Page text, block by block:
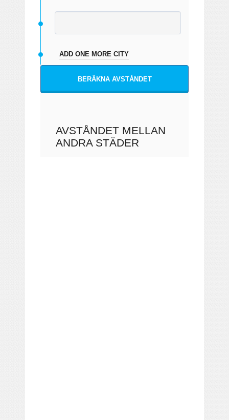
ADD ONE MORE CITY
BERÄKNA AVSTÅNDET
AVSTÅNDET MELLAN
ANDRA STÄDER